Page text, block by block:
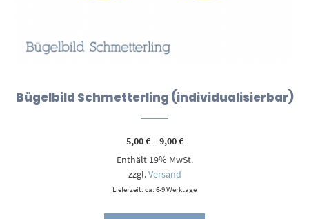
Bügelbild Schmetterling (individualisierbar)
5,00€–9,00€Preisspanne:
bis
Enthält 19% MwSt.
zzgl.Versand
Lieferzeit: ca. 6-9 Werktage